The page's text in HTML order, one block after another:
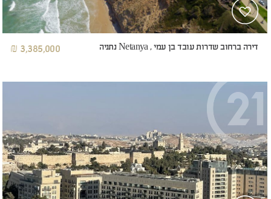
דירה ברחוב שדרות עובד בן עמי , Netanya נתניה 3,385,000 ₪